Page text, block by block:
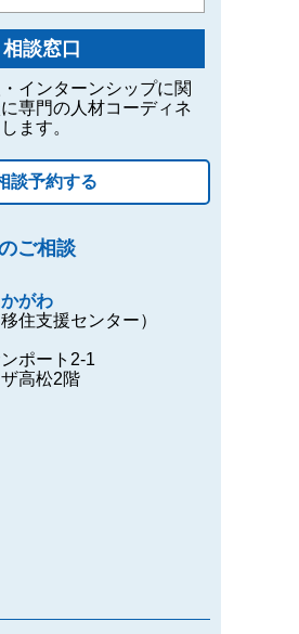
相談窓口
インターンシップに関
専門の人材コーディネ
ます。
談予約する
ご相談
がわ
住支援センター）
ポート2-1
高松2階